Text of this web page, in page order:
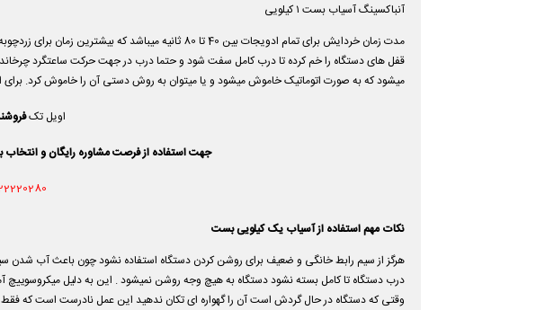
آنباکسینگ آسیاب بست ۱ کیلویی
مدت زمان خردایش برای تمام ادویجات بین 40 تا 80
قفل های دستگاه را خم کرده تا درب کامل سفت شود و حتما درب در جهت حرکت ساعتگرد
میشود که به صورت اتوماتیک خاموش میشود و یا میتوان به روش دستی آن را خاموش کرد. برای
اویل تک
جهت استفاده از فرصت مشاوره رایگان و انتخاب
نکات مهم استفاده از آسیاب یک کیلویی بست
هرگز از سیم رابط خانگی و ضعیف برای روشن کردن دستگاه استفاده نشود چون باعث آب
درب دستگاه تا کامل بسته نشود دستگاه به هیچ وجه روشن نمیشود . این به دلیل میکروسوییچ
وقتی که دستگاه در حال گردش است آن را گهواره ای تکان ندهید این عمل نادرست است که